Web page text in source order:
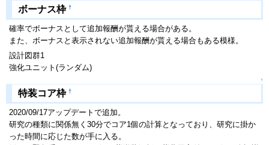
ボーナス枠 †
確率でボーナスとして追加報酬が貰える場合がある。
また、ボーナスと表示されない追加報酬が貰える場合もある模様。
設計図群1
強化ユニット(ランダム)
↑
特装コア枠 †
2020/09/17アップデートで追加。
研究の種類に関係無く30分でコア1個の計算となっており、研究に掛か
った時間に応じた数が手に入る。